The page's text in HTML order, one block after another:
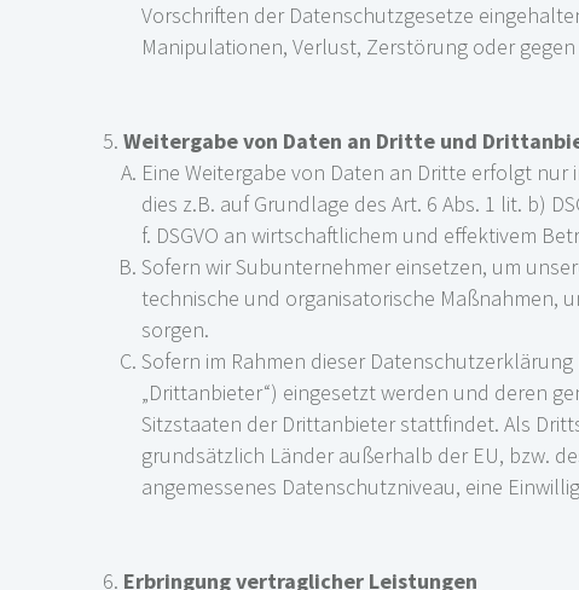
Vorschriften der Datenschutzgesetze
Manipulationen, Verlust, Zerstörung oder
Weitergabe von Daten an Dritte und
Eine Weitergabe von Daten an Dritte erfolgt
dies z.B. auf Grundlage des Art. 6 Abs. 1 lit. b)
f. DSGVO an wirtschaftlichem und effektivem
Sofern wir Subunternehmer einsetzen, um
technische und organisatorische Maßnahmen,
sorgen.
Sofern im Rahmen dieser
„Drittanbieter“) eingesetzt werden und deren
Sitzstaaten der Drittanbieter stattfindet. Als
grundsätzlich Länder außerhalb der EU, bzw.
angemessenes Datenschutzniveau, eine
Erbringung vertraglicher Leistungen